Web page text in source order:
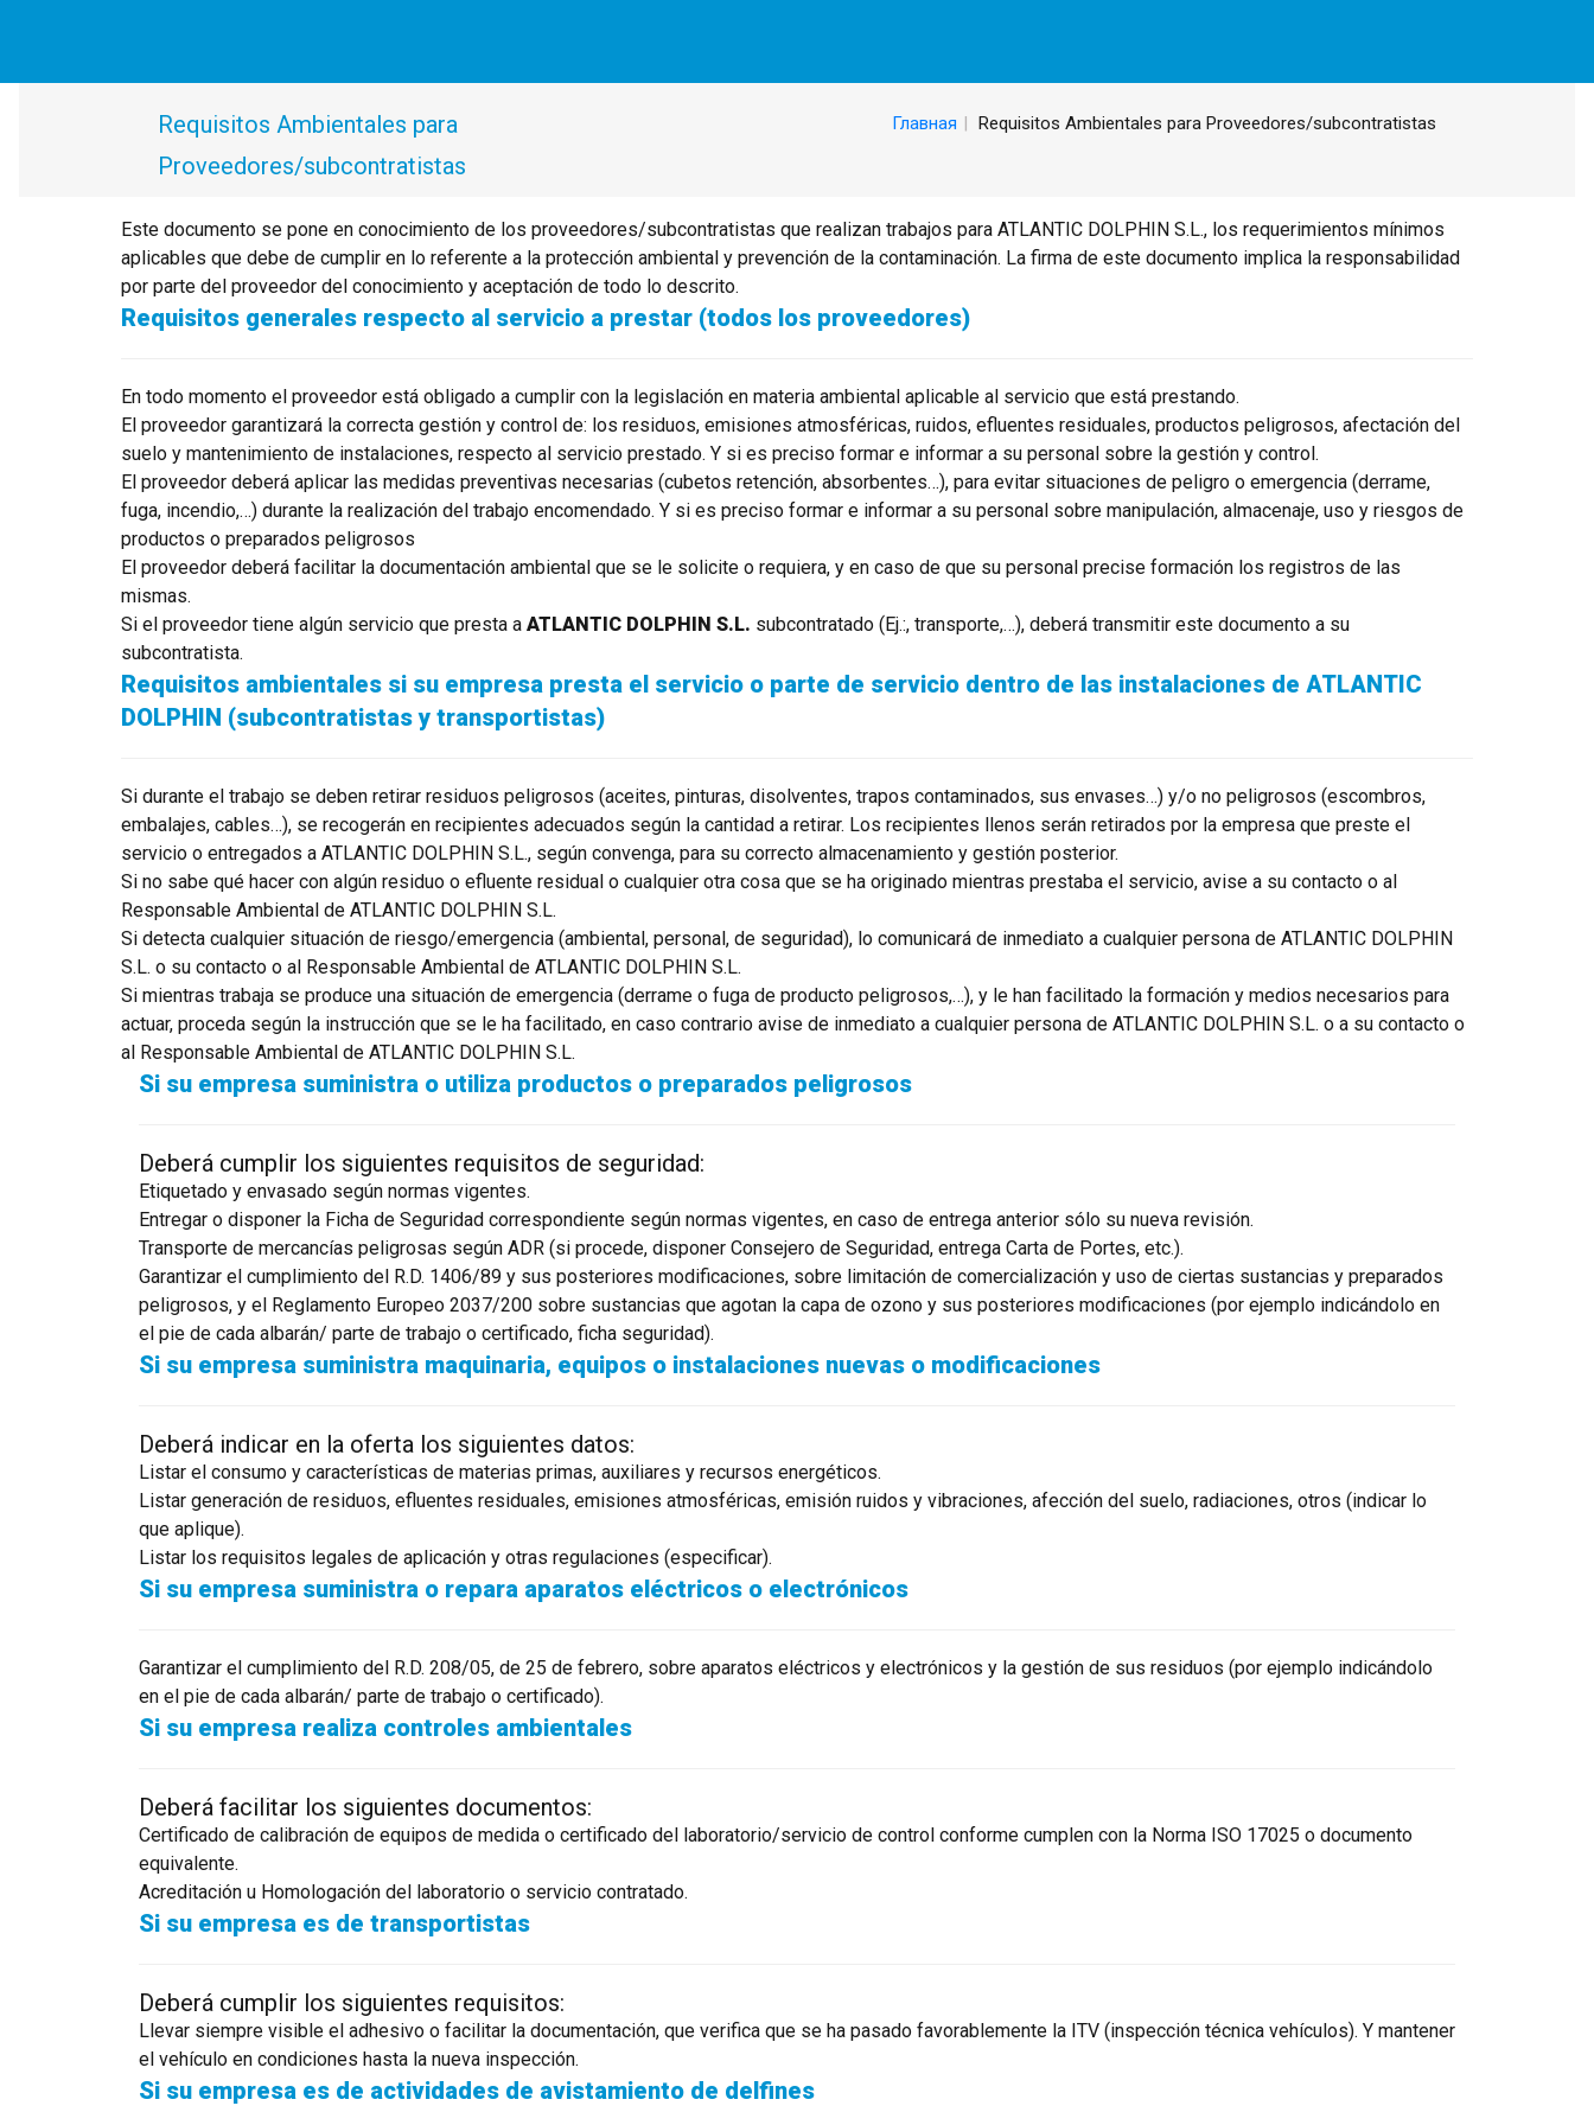
Requisitos Ambientales para
Proveedores/subcontratistas
Главная Requisitos Ambientales para Proveedores/subcontratistas
Este documento se pone en conocimiento de los proveedores/subcontratistas que realizan trabajos para ATLANTIC DOLPHIN S.L., los requerimientos mínimos
aplicables que debe de cumplir en lo referente a la protección ambiental y prevención de la contaminación. La firma de este documento implica la responsabilidad
por parte del proveedor del conocimiento y aceptación de todo lo descrito.
Requisitos generales respecto al servicio a prestar (todos los proveedores)
En todo momento el proveedor está obligado a cumplir con la legislación en materia ambiental aplicable al servicio que está prestando.
El proveedor garantizará la correcta gestión y control de: los residuos, emisiones atmosféricas, ruidos, efluentes residuales, productos peligrosos, afectación del
suelo y mantenimiento de instalaciones, respecto al servicio prestado. Y si es preciso formar e informar a su personal sobre la gestión y control.
El proveedor deberá aplicar las medidas preventivas necesarias (cubetos retención, absorbentes…), para evitar situaciones de peligro o emergencia (derrame,
fuga, incendio,…) durante la realización del trabajo encomendado. Y si es preciso formar e informar a su personal sobre manipulación, almacenaje, uso y riesgos de
productos o preparados peligrosos
El proveedor deberá facilitar la documentación ambiental que se le solicite o requiera, y en caso de que su personal precise formación los registros de las
mismas.
Si el proveedor tiene algún servicio que presta a ATLANTIC DOLPHIN S.L. subcontratado (Ej.:, transporte,…), deberá transmitir este documento a su
subcontratista.
Requisitos ambientales si su empresa presta el servicio o parte de servicio dentro de las instalaciones de ATLANTIC
DOLPHIN (subcontratistas y transportistas)
Si durante el trabajo se deben retirar residuos peligrosos (aceites, pinturas, disolventes, trapos contaminados, sus envases…) y/o no peligrosos (escombros,
embalajes, cables…), se recogerán en recipientes adecuados según la cantidad a retirar. Los recipientes llenos serán retirados por la empresa que preste el
servicio o entregados a ATLANTIC DOLPHIN S.L., según convenga, para su correcto almacenamiento y gestión posterior.
Si no sabe qué hacer con algún residuo o efluente residual o cualquier otra cosa que se ha originado mientras prestaba el servicio, avise a su contacto o al
Responsable Ambiental de ATLANTIC DOLPHIN S.L.
Si detecta cualquier situación de riesgo/emergencia (ambiental, personal, de seguridad), lo comunicará de inmediato a cualquier persona de ATLANTIC DOLPHIN
S.L. o su contacto o al Responsable Ambiental de ATLANTIC DOLPHIN S.L.
Si mientras trabaja se produce una situación de emergencia (derrame o fuga de producto peligrosos,…), y le han facilitado la formación y medios necesarios para
actuar, proceda según la instrucción que se le ha facilitado, en caso contrario avise de inmediato a cualquier persona de ATLANTIC DOLPHIN S.L. o a su contacto o
al Responsable Ambiental de ATLANTIC DOLPHIN S.L.
Si su empresa suministra o utiliza productos o preparados peligrosos
Deberá cumplir los siguientes requisitos de seguridad:
Etiquetado y envasado según normas vigentes.
Entregar o disponer la Ficha de Seguridad correspondiente según normas vigentes, en caso de entrega anterior sólo su nueva revisión.
Transporte de mercancías peligrosas según ADR (si procede, disponer Consejero de Seguridad, entrega Carta de Portes, etc.).
Garantizar el cumplimiento del R.D. 1406/89 y sus posteriores modificaciones, sobre limitación de comercialización y uso de ciertas sustancias y preparados
peligrosos, y el Reglamento Europeo 2037/200 sobre sustancias que agotan la capa de ozono y sus posteriores modificaciones (por ejemplo indicándolo en
el pie de cada albarán/ parte de trabajo o certificado, ficha seguridad).
Si su empresa suministra maquinaria, equipos o instalaciones nuevas o modificaciones
Deberá indicar en la oferta los siguientes datos:
Listar el consumo y características de materias primas, auxiliares y recursos energéticos.
Listar generación de residuos, efluentes residuales, emisiones atmosféricas, emisión ruidos y vibraciones, afección del suelo, radiaciones, otros (indicar lo
que aplique).
Listar los requisitos legales de aplicación y otras regulaciones (especificar).
Si su empresa suministra o repara aparatos eléctricos o electrónicos
Garantizar el cumplimiento del R.D. 208/05, de 25 de febrero, sobre aparatos eléctricos y electrónicos y la gestión de sus residuos (por ejemplo indicándolo
en el pie de cada albarán/ parte de trabajo o certificado).
Si su empresa realiza controles ambientales
Deberá facilitar los siguientes documentos:
Certificado de calibración de equipos de medida o certificado del laboratorio/servicio de control conforme cumplen con la Norma ISO 17025 o documento
equivalente.
Acreditación u Homologación del laboratorio o servicio contratado.
Si su empresa es de transportistas
Deberá cumplir los siguientes requisitos:
Llevar siempre visible el adhesivo o facilitar la documentación, que verifica que se ha pasado favorablemente la ITV (inspección técnica vehículos). Y mantener
el vehículo en condiciones hasta la nueva inspección.
Si su empresa es de actividades de avistamiento de delfines